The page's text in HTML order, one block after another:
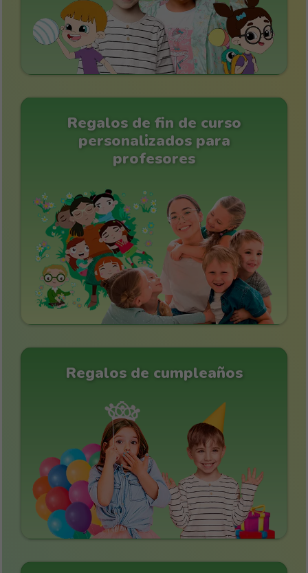
Regalos de fin de curso
personalizados para
profesores
Regalos de cumpleaños